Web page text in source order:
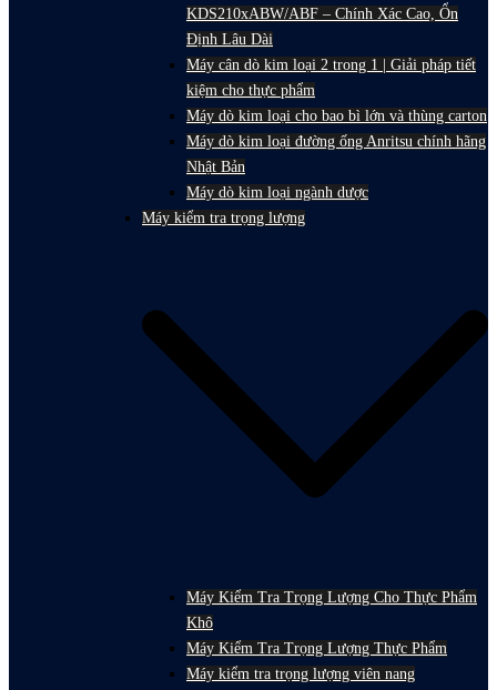
KDS210xABW/ABF – Chính Xác Cao, Ổn
Định Lâu Dài
Máy cân dò kim loại 2 trong 1 | Giải pháp tiết
kiệm cho thực phẩm
Máy dò kim loại cho bao bì lớn và thùng carton
Máy dò kim loại đường ống Anritsu chính hãng
Nhật Bản
Máy dò kim loại ngành dược
Máy kiểm tra trọng lượng
Máy Kiểm Tra Trọng Lượng Cho Thực Phẩm
Khô
Máy Kiểm Tra Trọng Lượng Thực Phẩm
Máy kiểm tra trọng lượng viên nang